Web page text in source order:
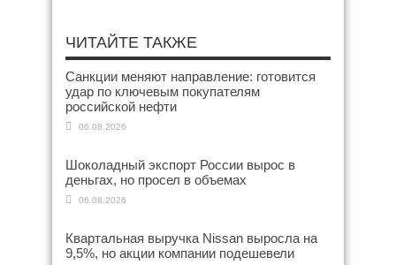
ЧИТАЙТЕ ТАКЖЕ
Санкции меняют направление: готовится
удар по ключевым покупателям
российской нефти
06.08.2026
Шоколадный экспорт России вырос в
деньгах, но просел в объемах
06.08.2026
Квартальная выручка Nissan выросла на
9,5%, но акции компании подешевели